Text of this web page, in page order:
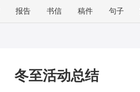
报告 书信 稿件 句子
冬至活动总结